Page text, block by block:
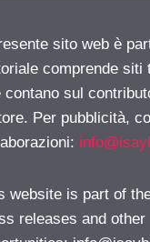
sito web è
comprende siti
contano sul
Per pubblicità,
website is part of
releases and other